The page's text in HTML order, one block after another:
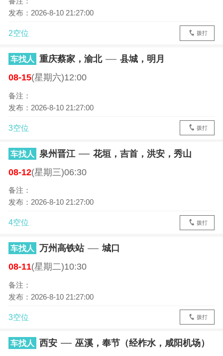
发布：2026-8-10 21:27:00
2空位 拨打
车找人 重庆蔡家，渝北
县城，明月
08-15(星期六)12:00
备注：
发布：2026-8-10 21:27:00
3空位 拨打
车找人 泉州晋江
花垣，吉首，洪安，秀山
08-12(星期三)06:30
备注：
发布：2026-8-10 21:27:00
4空位 拨打
车找人 万州高铁站
城口
08-11(星期二)10:30
备注：
发布：2026-8-10 21:27:00
3空位 拨打
车找人 西安
巫溪，奉节（经柞水，咸阳机场）